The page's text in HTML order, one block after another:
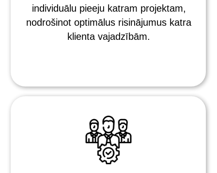
individuālu pieeju katram projektam,
nodrošinot optimālus risinājumus katra
klienta vajadzībām.